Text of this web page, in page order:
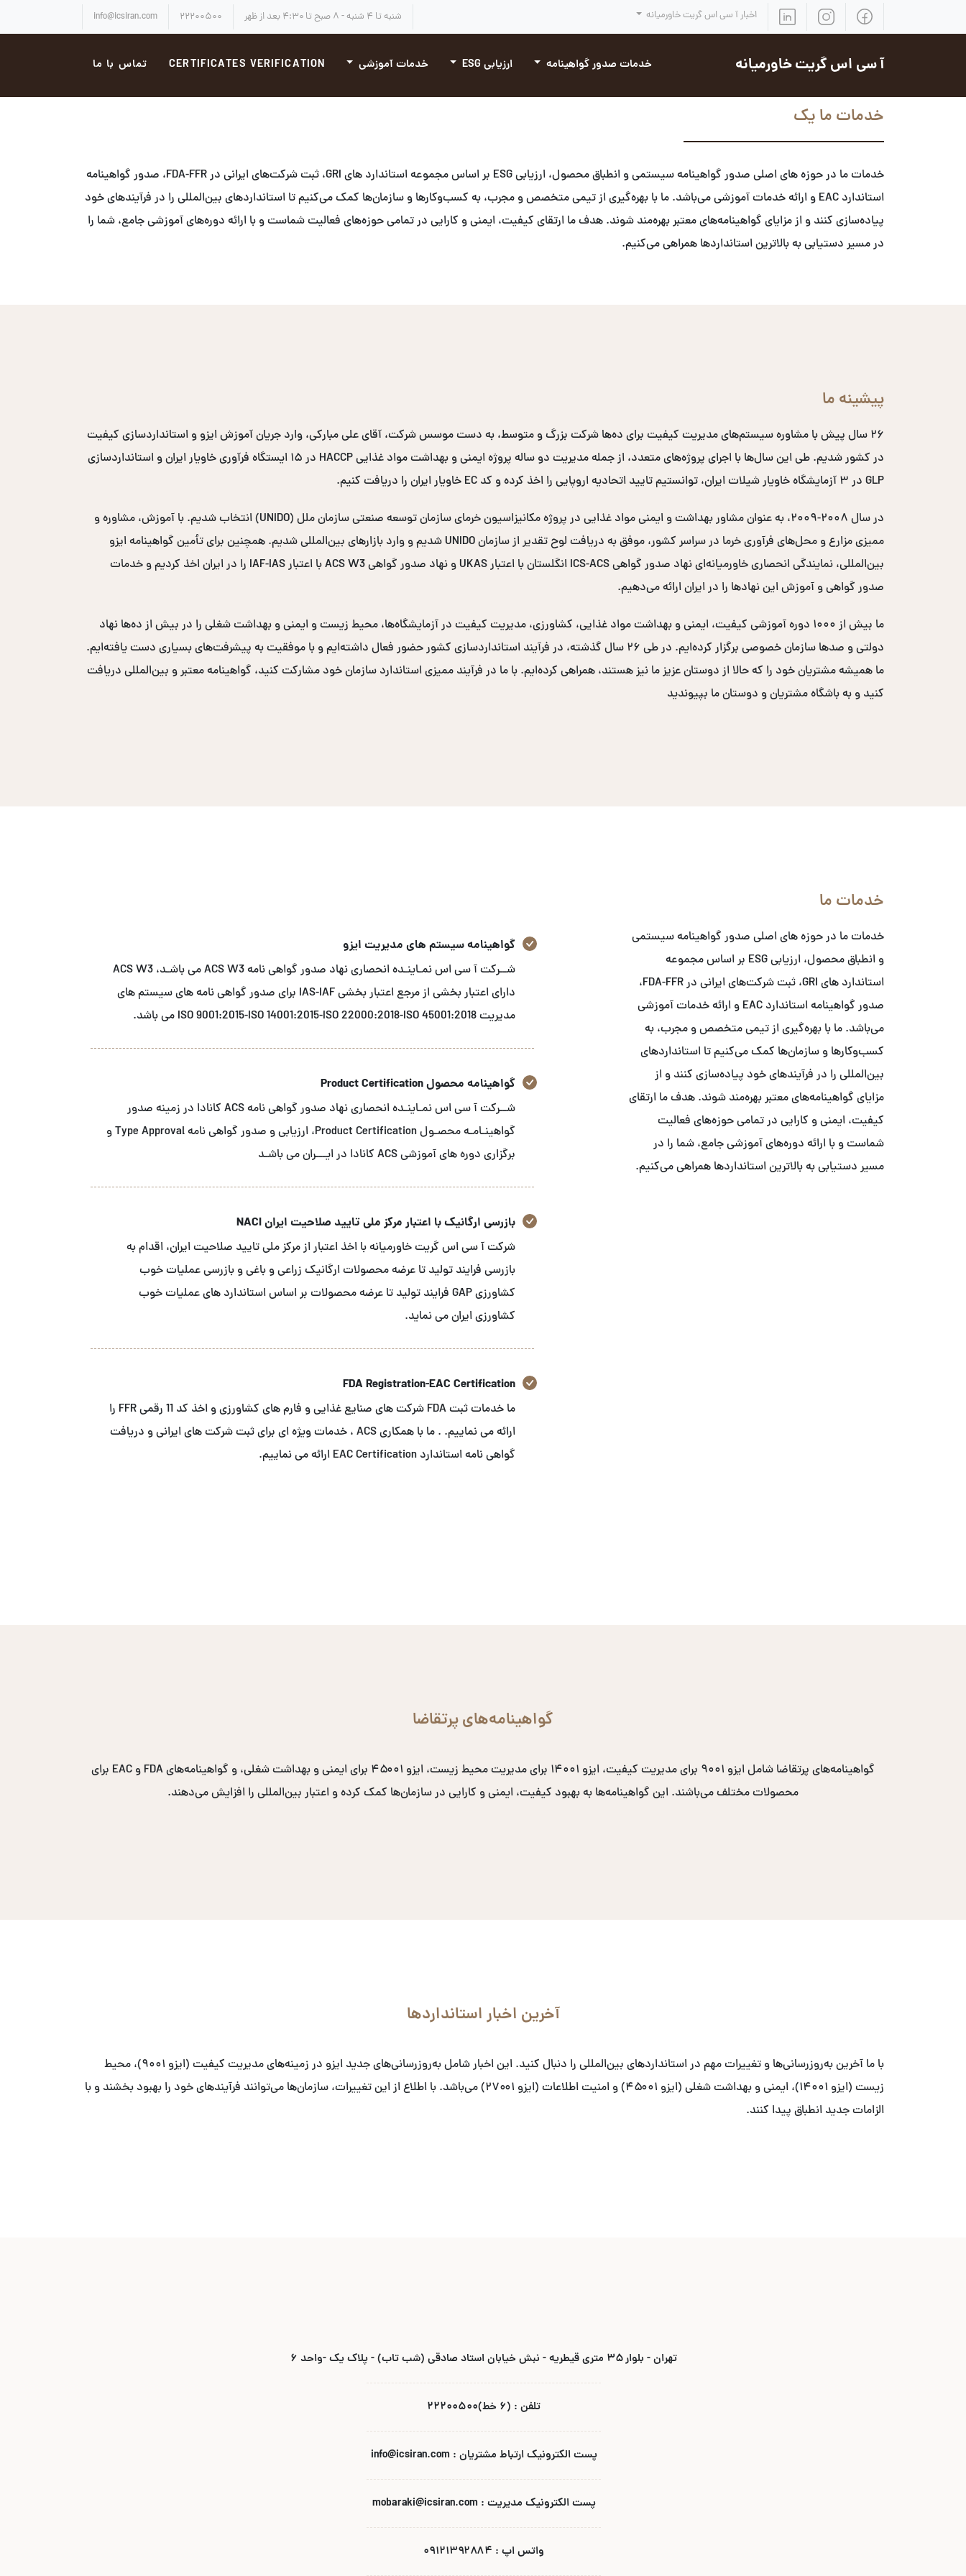
اخبار آ سی اس گریت خاورمیانه شنبه تا ۴ شنبه - ۸ صبح تا ۴:۳۰ بعد از ظهر ۲۲۲۰۰۵۰۰ info@icsiran.com
آ سی اس گریت خاورمیانه خدمات صدور گواهینامه ارزیابی ESG خدمات آموزشی CERTIFICATES VERIFICATION تماس با ما
خدمات ما یک
خدمات ما در حوزه های اصلی صدور گواهینامه سیستمی و انطباق محصول، ارزیابی ESG بر اساس مجموعه استاندارد های GRI، ثبت شرکت‌های ایرانی در FDA-FFR، صدور گواهینامه
استاندارد EAC و ارائه خدمات آموزشی می‌باشد. ما با بهره‌گیری از تیمی متخصص و مجرب، به کسب‌وکارها و سازمان‌ها کمک می‌کنیم تا استانداردهای بین‌المللی را در فرآیندهای خود
پیاده‌سازی کنند و از مزایای گواهینامه‌های معتبر بهره‌مند شوند. هدف ما ارتقای کیفیت، ایمنی و کارایی در تمامی حوزه‌های فعالیت شماست و با ارائه دوره‌های آموزشی جامع، شما را
در مسیر دستیابی به بالاترین استانداردها همراهی می‌کنیم.
پیشینه ما
۲۶ سال پیش با مشاوره سیستم‌های مدیریت کیفیت برای ده‌ها شرکت بزرگ و متوسط، به دست موسس شرکت، آقای علی مبارکی، وارد جریان آموزش ایزو و استانداردسازی کیفیت
در کشور شدیم. طی این سال‌ها با اجرای پروژه‌های متعدد، از جمله مدیریت دو ساله پروژه ایمنی و بهداشت مواد غذایی HACCP در ۱۵ ایستگاه فرآوری خاویار ایران و استانداردسازی
GLP در ۳ آزمایشگاه خاویار شیلات ایران، توانستیم تایید اتحادیه اروپایی را اخذ کرده و کد EC خاویار ایران را دریافت کنیم.
در سال ۲۰۰۸-۲۰۰۹، به عنوان مشاور بهداشت و ایمنی مواد غذایی در پروژه مکانیزاسیون خرمای سازمان توسعه صنعتی سازمان ملل (UNIDO) انتخاب شدیم. با آموزش، مشاوره و
ممیزی مزارع و محل‌های فرآوری خرما در سراسر کشور، موفق به دریافت لوح تقدیر از سازمان UNIDO شدیم و وارد بازارهای بین‌المللی شدیم. همچنین برای تأمین گواهینامه ایزو
بین‌المللی، نمایندگی انحصاری خاورمیانه‌ای نهاد صدور گواهی ICS-ACS انگلستان با اعتبار UKAS و نهاد صدور گواهی ACS W3 با اعتبار IAF-IAS را در ایران اخذ کردیم و خدمات
صدور گواهی و آموزش این نهادها را در ایران ارائه می‌دهیم.
ما بیش از ۱۰۰۰ دوره آموزشی کیفیت، ایمنی و بهداشت مواد غذایی، کشاورزی، مدیریت کیفیت در آزمایشگاه‌ها، محیط زیست و ایمنی و بهداشت شغلی را در بیش از ده‌ها نهاد
دولتی و صدها سازمان خصوصی برگزار کرده‌ایم. در طی ۲۶ سال گذشته، در فرآیند استانداردسازی کشور حضور فعال داشته‌ایم و با موفقیت به پیشرفت‌های بسیاری دست یافته‌ایم.
ما همیشه مشتریان خود را که حالا از دوستان عزیز ما نیز هستند، همراهی کرده‌ایم. با ما در فرآیند ممیزی استاندارد سازمان خود مشارکت کنید، گواهینامه معتبر و بین‌المللی دریافت
کنید و به باشگاه مشتریان و دوستان ما بپیوندید
خدمات ما
خدمات ما در حوزه های اصلی صدور گواهینامه سیستمی
و انطباق محصول، ارزیابی ESG بر اساس مجموعه
استاندارد های GRI، ثبت شرکت‌های ایرانی در FDA-FFR،
صدور گواهینامه استاندارد EAC و ارائه خدمات آموزشی
می‌باشد. ما با بهره‌گیری از تیمی متخصص و مجرب، به
کسب‌وکارها و سازمان‌ها کمک می‌کنیم تا استانداردهای
بین‌المللی را در فرآیندهای خود پیاده‌سازی کنند و از
مزایای گواهینامه‌های معتبر بهره‌مند شوند. هدف ما ارتقای
کیفیت، ایمنی و کارایی در تمامی حوزه‌های فعالیت
شماست و با ارائه دوره‌های آموزشی جامع، شما را در
مسیر دستیابی به بالاترین استانداردها همراهی می‌کنیم.
گواهینامه سیستم های مدیریت ایزو
شــرکت آ سی اس نمـاینـده انحصاری نهاد صدور گواهی نامه ACS W3 می باشـد، ACS W3
دارای اعتبار بخشی از مرجع اعتبار بخشی IAS-IAF برای صدور گواهی نامه های سیستم های
مدیریت ISO 9001:2015-ISO 14001:2015-ISO 22000:2018-ISO 45001:2018 می باشد.
گواهینامه محصول Product Certification
شــرکت آ سی اس نمـاینـده انحصاری نهاد صدور گواهی نامه ACS کانادا در زمینه صدور
گواهینـامـه محصـول Product Certification، ارزیابی و صدور گواهی نامه Type Approval و
برگزاری دوره های آموزشی ACS کانادا در ایـــران می باشـد
بازرسی ارگانیک با اعتبار مرکز ملی تایید صلاحیت ایران NACI
شرکت آ سی اس گریت خاورمیانه با اخذ اعتبار از مرکز ملی تایید صلاحیت ایران، اقدام به
بازرسی فرایند تولید تا عرضه محصولات ارگانیک زراعی و باغی و بازرسی عملیات خوب
کشاورزی GAP فرایند تولید تا عرضه محصولات بر اساس استاندارد های عملیات خوب
کشاورزی ایران می نماید.
FDA Registration-EAC Certification
ما خدمات ثبت FDA شرکت های صنایع غذایی و فارم های کشاورزی و اخذ کد 11 رقمی FFR را
ارائه می نماییم. . ما با همکاری ACS ، خدمات ویژه ای برای ثبت شرکت های ایرانی و دریافت
گواهی نامه استاندارد EAC Certification ارائه می نماییم.
گواهینامه‌های پرتقاضا
گواهینامه‌های پرتقاضا شامل ایزو ۹۰۰۱ برای مدیریت کیفیت، ایزو ۱۴۰۰۱ برای مدیریت محیط زیست، ایزو ۴۵۰۰۱ برای ایمنی و بهداشت شغلی، و گواهینامه‌های FDA و EAC برای
محصولات مختلف می‌باشند. این گواهینامه‌ها به بهبود کیفیت، ایمنی و کارایی در سازمان‌ها کمک کرده و اعتبار بین‌المللی را افزایش می‌دهند.
آخرین اخبار استانداردها
با ما آخرین به‌روزرسانی‌ها و تغییرات مهم در استانداردهای بین‌المللی را دنبال کنید. این اخبار شامل به‌روزرسانی‌های جدید ایزو در زمینه‌های مدیریت کیفیت (ایزو ۹۰۰۱)، محیط
زیست (ایزو ۱۴۰۰۱)، ایمنی و بهداشت شغلی (ایزو ۴۵۰۰۱) و امنیت اطلاعات (ایزو ۲۷۰۰۱) می‌باشد. با اطلاع از این تغییرات، سازمان‌ها می‌توانند فرآیندهای خود را بهبود بخشند و با
الزامات جدید انطباق پیدا کنند.
تهران - بلوار ۳۵ متری قیطریه - نبش خیابان استاد صادقی (شب تاب) - پلاک یک -واحد ۶
تلفن : (۶ خط)۲۲۲۰۰۵۰۰
پست الکترونیک ارتباط مشتریان : info@icsiran.com
پست الکترونیک مدیریت : mobaraki@icsiran.com
واتس اپ : ۰۹۱۲۱۳۹۲۸۸۴